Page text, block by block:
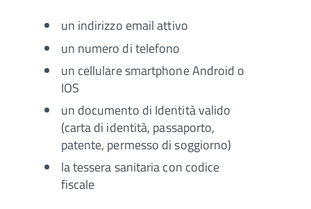
un indirizzo email attivo
un numero di telefono
un cellulare smartphone Android o
IOS
un documento di Identità valido
(carta di identità, passaporto,
patente, permesso di soggiorno)
la tessera sanitaria con codice
fiscale